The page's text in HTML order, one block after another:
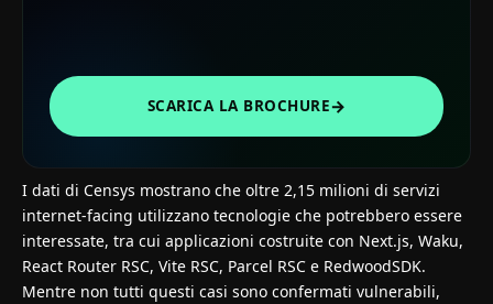
SCARICA LA BROCHURE→
I dati di Censys mostrano che oltre 2,15 milioni di servizi
internet-facing utilizzano tecnologie che potrebbero essere
interessate, tra cui applicazioni costruite con Next.js, Waku,
React Router RSC, Vite RSC, Parcel RSC e RedwoodSDK.
Mentre non tutti questi casi sono confermati vulnerabili,